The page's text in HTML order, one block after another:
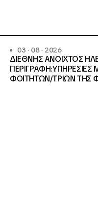
03 · 08 · 2026
ΔΙΕΘΝΗΣ ΑΝΟΙΧΤΟΣ
ΠΕΡΙΓΡΑΦΗ:ΥΠΗΡΕΣΙΕΣ
ΦΟΙΤΗΤΩΝ/ΤΡΙΩΝ ΤΗΣ